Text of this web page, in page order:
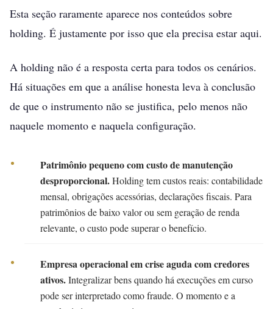
Esta seção raramente aparece nos conteúdos sobre
holding. É justamente por isso que ela precisa estar aqui.
A holding não é a resposta certa para todos os cenários.
Há situações em que a análise honesta leva à conclusão
de que o instrumento não se justifica, pelo menos não
naquele momento e naquela configuração.
Patrimônio pequeno com custo de manutenção
desproporcional.Holding tem custos reais: contabilidade
mensal, obrigações acessórias, declarações fiscais. Para
patrimônios de baixo valor ou sem geração de renda
relevante, o custo pode superar o benefício.
Empresa operacional em crise aguda com credores
ativos.Integralizar bens quando há execuções em curso
pode ser interpretado como fraude. O momento e a